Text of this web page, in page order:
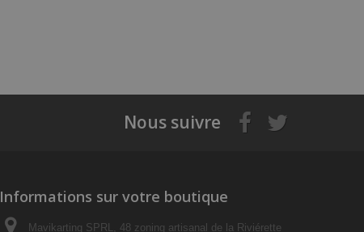
Nous suivre
Informations sur votre boutique
Mavikarting SPRL, 48 zoning artisanal de la Riviérette